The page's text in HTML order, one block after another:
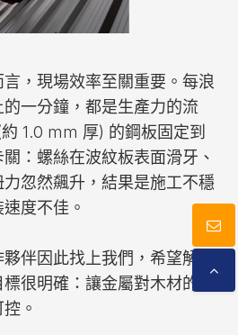
，現場效率至關重要。每浪
一分鐘，都是生產力的流
1.0 mm 厚) 的鋼板固定到
：螺絲在波紋板表面滑牙、
忽然飆升，結果是施工不穩
度不佳。
伴因此找上我們，希望解決
很明確：讓金屬對木材的固
。